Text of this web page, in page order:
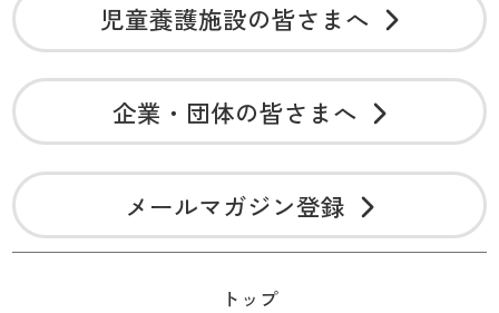
児童養護施設の皆さまへ
企業・団体の皆さまへ
メールマガジン登録
トップ